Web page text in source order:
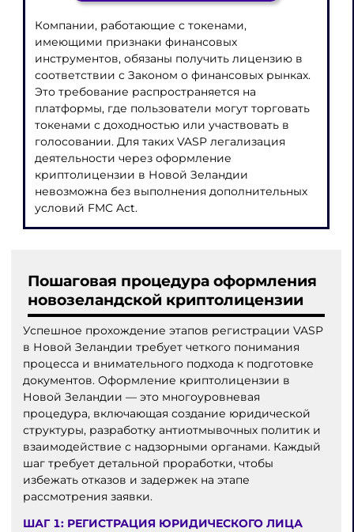
Компании, работающие с токенами,
имеющими признаки финансовых
инструментов, обязаны получить лицензию в
соответствии с Законом о финансовых рынках.
Это требование распространяется на
платформы, где пользователи могут торговать
токенами с доходностью или участвовать в
голосовании. Для таких VASP легализация
деятельности через оформление
криптолицензии в Новой Зеландии
невозможна без выполнения дополнительных
условий FMC Act.
Пошаговая процедура оформления
новозеландской криптолицензии
Успешное прохождение этапов регистрации VASP
в Новой Зеландии требует четкого понимания
процесса и внимательного подхода к подготовке
документов. Оформление криптолицензии в
Новой Зеландии — это многоуровневая
процедура, включающая создание юридической
структуры, разработку антиотмывочных политик и
взаимодействие с надзорными органами. Каждый
шаг требует детальной проработки, чтобы
избежать отказов и задержек на этапе
рассмотрения заявки.
ШАГ 1: РЕГИСТРАЦИЯ ЮРИДИЧЕСКОГО ЛИЦА